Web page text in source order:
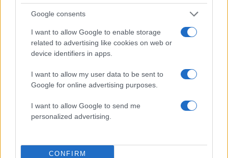
Google consents
I want to allow Google to enable storage
related to advertising like cookies on web or
device identifiers in apps.
I want to allow my user data to be sent to
Google for online advertising purposes.
I want to allow Google to send me
personalized advertising.
CONFIRM